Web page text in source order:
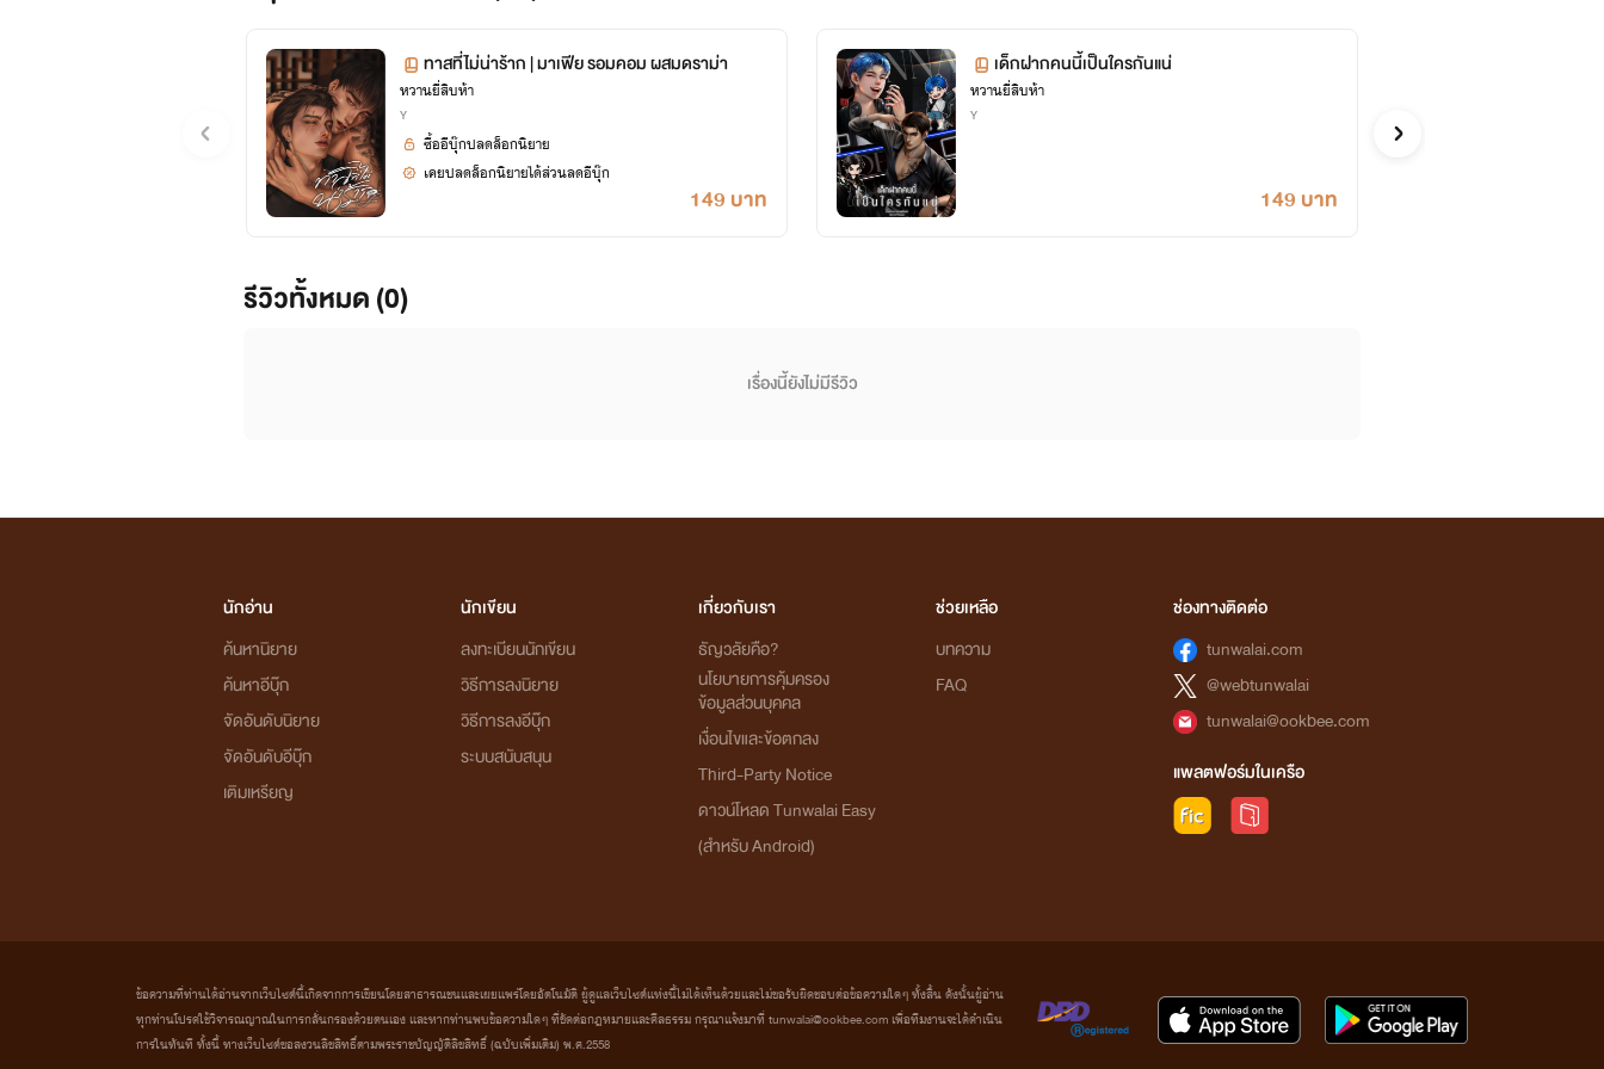
แต่แยกกันอ่านได้นะ
Sexy Guard (FWB) | เน็ต x โค
เขียนสไตล์ซ่อนนายเอก ให้นักอ่านไปตามสืบเองว่าใครเป็นใคร
มีหลายคนบอกว่า อ่านแล้วงงหน่อยๆ
แต่หลายคนก็บอกว่าสนุก
ไรต์หัดเขียนเกี่ยวกับ 3P ดูค่ะ
ทาสที่ไม่น่าร้าก | มาเฟีย รอมคอม ผสมดราม่า
หวานยี่สิบห้า
Y
149 บาท
ซื้ออีบุ๊กปลดล็อกนิยาย
เคยปลดล็อกนิยายได้ส่วนลดอีบุ๊ก
เด็กฝากคนนี้เป็นใครกันแน่
หวานยี่สิบห้า
Y
149 บาท
รีวิวทั้งหมด (0)
เรื่องนี้ยังไม่มีรีวิว
นักอ่าน
ค้นหานิยาย
ค้นหาอีบุ๊ก
จัดอันดับนิยาย
จัดอันดับอีบุ๊ก
เติมเหรียญ
นักเขียน
ลงทะเบียนนักเขียน
วิธีการลงนิยาย
วิธีการลงอีบุ๊ก
ระบบสนับสนุน
เกี่ยวกับเรา
ธัญวลัยคือ?
นโยบายการคุ้มครอง
ข้อมูลส่วนบุคคล
เงื่อนไขและข้อตกลง
Third-Party Notice
ดาวน์โหลด Tunwalai Easy
(สำหรับ Android)
ช่วยเหลือ
บทความ
FAQ
ช่องทางติดต่อ
tunwalai.com
@webtunwalai
tunwalai@ookbee.com
แพลตฟอร์มในเครือ
ข้อความที่ท่านได้อ่านจากเว็บไซต์นี้เกิดจากการเขียนโดยสาธารณชนและเผยแพร่โดยอัตโนมัติ ผู้ดูแลเว็บไซต์แห่งนี้ไม่ได้เห็นด้วยและไม่ขอรับผิดชอบต่อข้อความใดๆ ทั้งสิ้น ดังนั้นผู้อ่าน
ทุกท่านโปรดใช้วิจารณญาณในการกลั่นกรองด้วยตนเอง และหากท่านพบข้อความใดๆ ที่ขัดต่อกฎหมายและศีลธรรม กรุณาแจ้งมาที่ tunwalai@ookbee.com เพื่อทีมงานจะได้ดำเนิน
การในทันที ทั้งนี้ ทางเว็บไซต์ขอสงวนลิขสิทธิ์ตามพระราชบัญญัติลิขสิทธิ์ (ฉบับเพิ่มเติม) พ.ศ.2558